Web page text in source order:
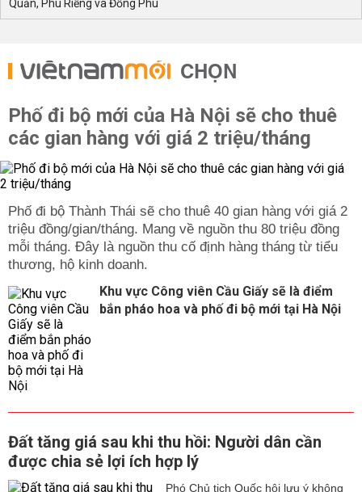
Quản, Phú Riềng và Đồng Phú
CHỌN
Phố đi bộ mới của Hà Nội sẽ cho thuê
các gian hàng với giá 2 triệu/tháng
Phố đi bộ Thành Thái sẽ cho thuê 40 gian hàng với giá 2
triệu đồng/gian/tháng. Mang về nguồn thu 80 triệu đồng
mỗi tháng. Đây là nguồn thu cố định hàng tháng từ tiểu
thương, hộ kinh doanh.
Khu vực Công viên Cầu Giấy sẽ là điểm
bắn pháo hoa và phố đi bộ mới tại Hà Nội
Đất tăng giá sau khi thu hồi: Người dân cần
được chia sẻ lợi ích hợp lý
Phó Chủ tịch Quốc hội lưu ý không